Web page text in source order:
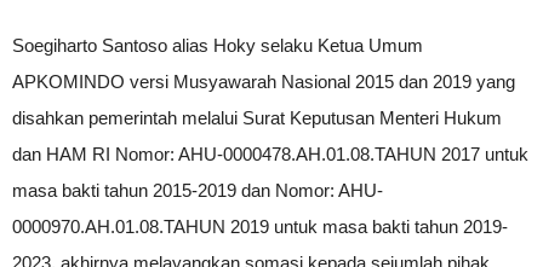
Soegiharto Santoso alias Hoky selaku Ketua Umum
APKOMINDO versi Musyawarah Nasional 2015 dan 2019 yang
disahkan pemerintah melalui Surat Keputusan Menteri Hukum
dan HAM RI Nomor: AHU-0000478.AH.01.08.TAHUN 2017 untuk
masa bakti tahun 2015-2019 dan Nomor: AHU-
0000970.AH.01.08.TAHUN 2019 untuk masa bakti tahun 2019-
2023, akhirnya melayangkan somasi kepada sejumlah pihak